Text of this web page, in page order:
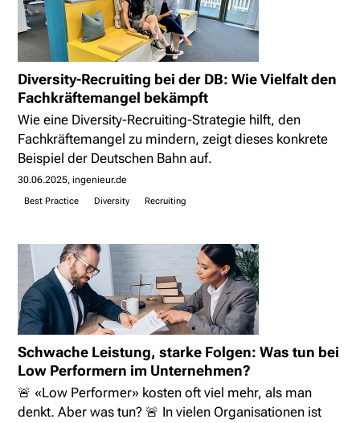
Diversity-Recruiting bei der DB: Wie Vielfalt den
Fachkräftemangel bekämpft
Wie eine Diversity-Recruiting-Strategie hilft, den
Fachkräftemangel zu mindern, zeigt dieses konkrete
Beispiel der Deutschen Bahn auf.
30.06.2025 ingenieur.de
Best Practice Diversity Recruiting
Schwache Leistung, starke Folgen: Was tun bei
Low Performern im Unternehmen?
🚨 «Low Performer» kosten oft viel mehr, als man
denkt. Aber was tun? 🚨 In vielen Organisationen ist